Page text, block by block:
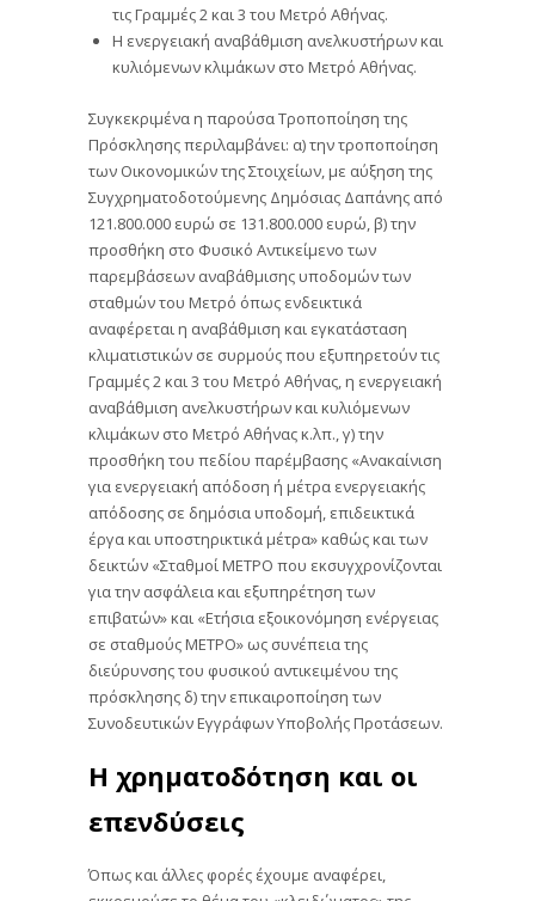
τις Γραμμές 2 και 3 του Μετρό Αθήνας.
Η ενεργειακή αναβάθμιση ανελκυστήρων και
κυλιόμενων κλιμάκων στο Μετρό Αθήνας.
Συγκεκριμένα η παρούσα Τροποποίηση της
Πρόσκλησης περιλαμβάνει: α) την τροποποίηση
των Οικονομικών της Στοιχείων, με αύξηση της
Συγχρηματοδοτούμενης Δημόσιας Δαπάνης από
121.800.000 ευρώ σε 131.800.000 ευρώ, β) την
προσθήκη στο Φυσικό Αντικείμενο των
παρεμβάσεων αναβάθμισης υποδομών των
σταθμών του Μετρό όπως ενδεικτικά
αναφέρεται η αναβάθμιση και εγκατάσταση
κλιματιστικών σε συρμούς που εξυπηρετούν τις
Γραμμές 2 και 3 του Μετρό Αθήνας, η ενεργειακή
αναβάθμιση ανελκυστήρων και κυλιόμενων
κλιμάκων στο Μετρό Αθήνας κ.λπ., γ) την
προσθήκη του πεδίου παρέμβασης «Ανακαίνιση
για ενεργειακή απόδοση ή μέτρα ενεργειακής
απόδοσης σε δημόσια υποδομή, επιδεικτικά
έργα και υποστηρικτικά μέτρα» καθώς και των
δεικτών «Σταθμοί ΜΕΤΡΟ που εκσυγχρονίζονται
για την ασφάλεια και εξυπηρέτηση των
επιβατών» και «Ετήσια εξοικονόμηση ενέργειας
σε σταθμούς ΜΕΤΡΟ» ως συνέπεια της
διεύρυνσης του φυσικού αντικειμένου της
πρόσκλησης δ) την επικαιροποίηση των
Συνοδευτικών Εγγράφων Υποβολής Προτάσεων.
Η χρηματοδότηση και οι
επενδύσεις
Όπως και άλλες φορές έχουμε αναφέρει,